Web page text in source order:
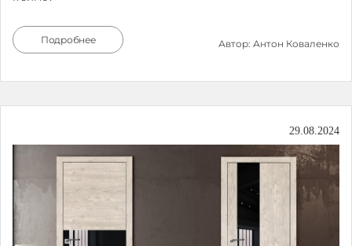
Подробнее Автор: Антон Коваленко
29.08.2024